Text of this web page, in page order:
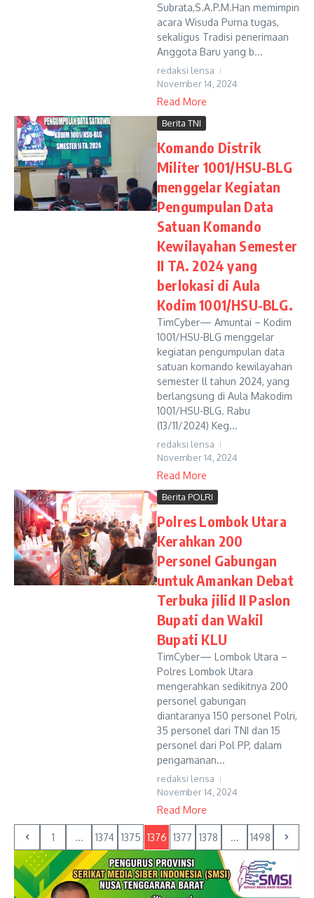
Subrata,S.A.P.M.Han memimpin
acara Wisuda Purna tugas,
sekaligus Tradisi penerimaan
Anggota Baru yang b...
redaksi lensa
November 14, 2024
Read More
Berita TNI
Komando Distrik
Militer 1001/HSU-BLG
menggelar Kegiatan
Pengumpulan Data
Satuan Komando
Kewilayahan Semester
II TA. 2024 yang
berlokasi di Aula
Kodim 1001/HSU-BLG.
TimCyber— Amuntai – Kodim
1001/HSU-BLG menggelar
kegiatan pengumpulan data
satuan komando kewilayahan
semester ll tahun 2024, yang
berlangsung di Aula Makodim
1001/HSU-BLG. Rabu
(13/11/2024) Keg...
redaksi lensa
November 14, 2024
Read More
Berita POLRI
Polres Lombok Utara
Kerahkan 200
Personel Gabungan
untuk Amankan Debat
Terbuka jilid II Paslon
Bupati dan Wakil
Bupati KLU
TimCyber— Lombok Utara –
Polres Lombok Utara
mengerahkan sedikitnya 200
personel gabungan
diantaranya 150 personel Polri,
35 personel dari TNI dan 15
personel dari Pol PP, dalam
pengamanan...
redaksi lensa
November 14, 2024
Read More
1 ... 1374 1375 1376 1377 1378 ... 1498